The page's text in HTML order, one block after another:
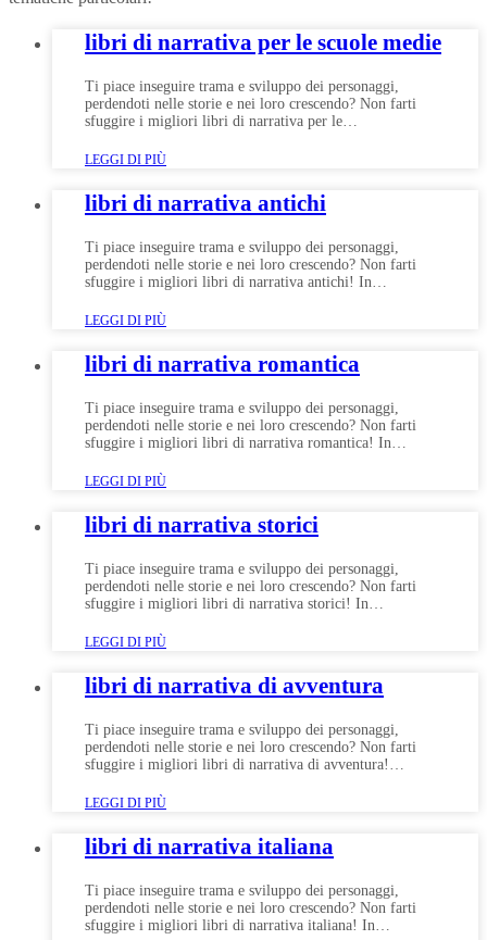
libri di narrativa per le scuole medie
Ti piace inseguire trama e sviluppo dei personaggi,
perdendoti nelle storie e nei loro crescendo? Non farti
sfuggire i migliori libri di narrativa per le…
LEGGI DI PIÙ
libri di narrativa antichi
Ti piace inseguire trama e sviluppo dei personaggi,
perdendoti nelle storie e nei loro crescendo? Non farti
sfuggire i migliori libri di narrativa antichi! In…
LEGGI DI PIÙ
libri di narrativa romantica
Ti piace inseguire trama e sviluppo dei personaggi,
perdendoti nelle storie e nei loro crescendo? Non farti
sfuggire i migliori libri di narrativa romantica! In…
LEGGI DI PIÙ
libri di narrativa storici
Ti piace inseguire trama e sviluppo dei personaggi,
perdendoti nelle storie e nei loro crescendo? Non farti
sfuggire i migliori libri di narrativa storici! In…
LEGGI DI PIÙ
libri di narrativa di avventura
Ti piace inseguire trama e sviluppo dei personaggi,
perdendoti nelle storie e nei loro crescendo? Non farti
sfuggire i migliori libri di narrativa di avventura!…
LEGGI DI PIÙ
libri di narrativa italiana
Ti piace inseguire trama e sviluppo dei personaggi,
perdendoti nelle storie e nei loro crescendo? Non farti
sfuggire i migliori libri di narrativa italiana! In…